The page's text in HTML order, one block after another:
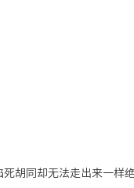
胡同却无法走出来一样